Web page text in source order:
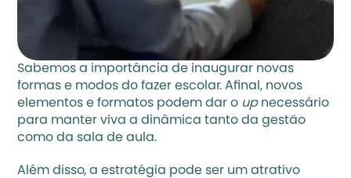
Sabemos a importância de inaugurar novas
formas e modos do fazer escolar. Afinal, novos
elementos e formatos podem dar o up necessário
para manter viva a dinâmica tanto da gestão
como da sala de aula.
Além disso, a estratégia pode ser um atrativo